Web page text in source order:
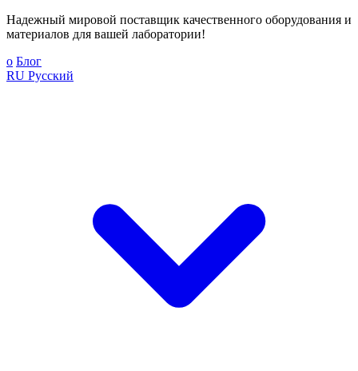
Надежный мировой поставщик качественного оборудования и
материалов для вашей лаборатории!
о Блог
RU Русский